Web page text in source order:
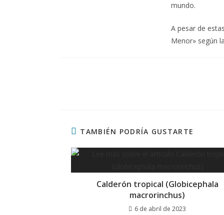
mundo.
A pesar de
Menor» según
TAMBIÉN PODRÍA GUSTARTE
Calderón tropical (Globicephala
macrorinchus)
6 de abril de 2023